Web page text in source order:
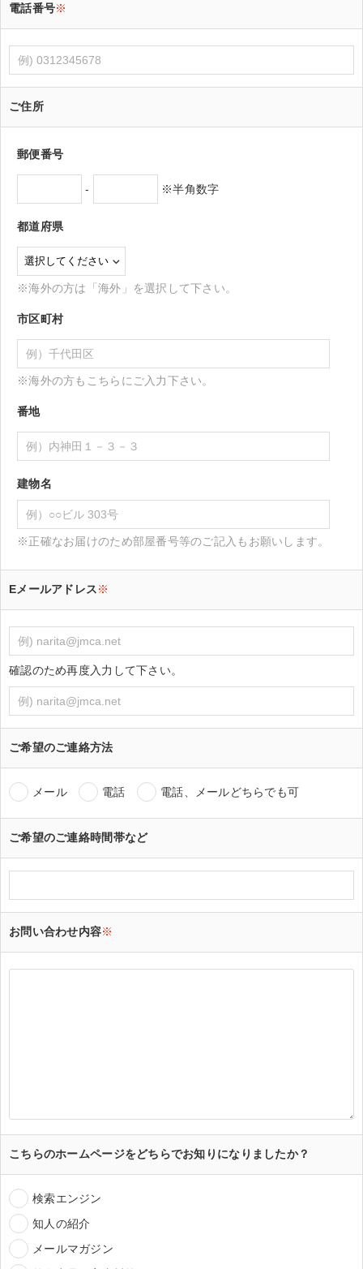
電話番号※
ご住所
郵便番号
- ※半角数字
都道府県
※海外の方は「海外」を選択して下さい。
市区町村
※海外の方もこちらにご入力下さい。
番地
建物名
※正確なお届けのため部屋番号等のご記入もお願いします。
Eメールアドレス※
確認のため再度入力して下さい。
ご希望のご連絡方法
メール 電話 電話、メールどちらでも可
ご希望のご連絡時間帯など
お問い合わせ内容※
こちらのホームページをどちらでお知りになりましたか？
検索エンジン
知人の紹介
メールマガジン